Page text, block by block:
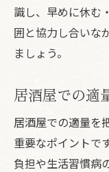
識し、早めに休む
囲と協力し合いな
ましょう。
居酒屋での適
居酒屋での適量を
重要なポイントで
負担や生活習慣病